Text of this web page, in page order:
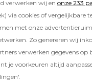
verwerken wij en onze 233
via cookies of vergelijkbare
met onze
Zo genereren wij
verwerken gegevens
je voorkeuren altijd
je je weleens
ja, wat kun je